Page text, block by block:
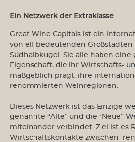
Ein Netzwerk der Extraklasse
Great Wine Capitals ist ein
von elf bedeutenden Großstädten
Südhalbkugel. Sie alle haben eine
Eigenschaft, die ihr Wirtschafts-
maßgeblich prägt: ihre
renommierten Weinregionen.
Dieses Netzwerk ist das Einzige
genannte “Alte” und die “Neue”
miteinander verbindet. Ziel ist es
Wirtschaftskontakte zwischen